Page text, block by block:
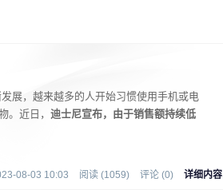
展，越来越多的人开始习惯使用手机或电
。近日， 迪士尼宣布，由于销售额持续低
08-03 10:03 阅读 (1059) 评论 (0) 详细内容